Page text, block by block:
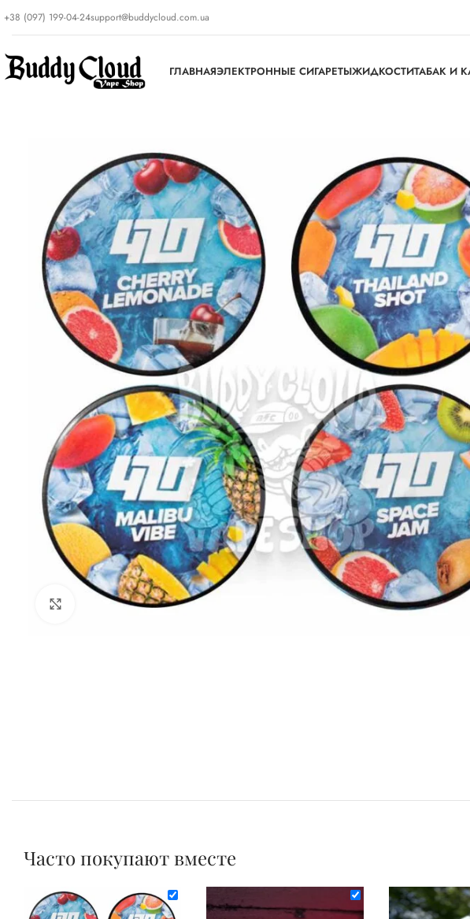
+38 (097) 199-04-24support@buddycloud.com.ua
ГЛАВНАЯЭЛЕКТРОННЫЕ СИГАРЕТЫЖИДКОСТИТАБАК И
Нажмите для увеличения
Часто покупают вместе